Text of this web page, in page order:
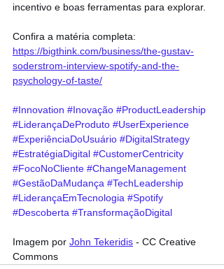
incentivo e boas ferramentas para explorar.
Confira a matéria completa:
https://bigthink.com/business/the-gustav-
soderstrom-interview-spotify-and-the-
psychology-of-taste/
#Innovation #Inovação #ProductLeadership
#LiderançaDeProduto #UserExperience
#ExperiênciaDoUsuário #DigitalStrategy
#EstratégiaDigital #CustomerCentricity
#FocoNoCliente #ChangeManagement
#GestãoDaMudança #TechLeadership
#LiderançaEmTecnologia #Spotify
#Descoberta #TransformaçãoDigital
Imagem por John Tekeridis - CC Creative
Commons